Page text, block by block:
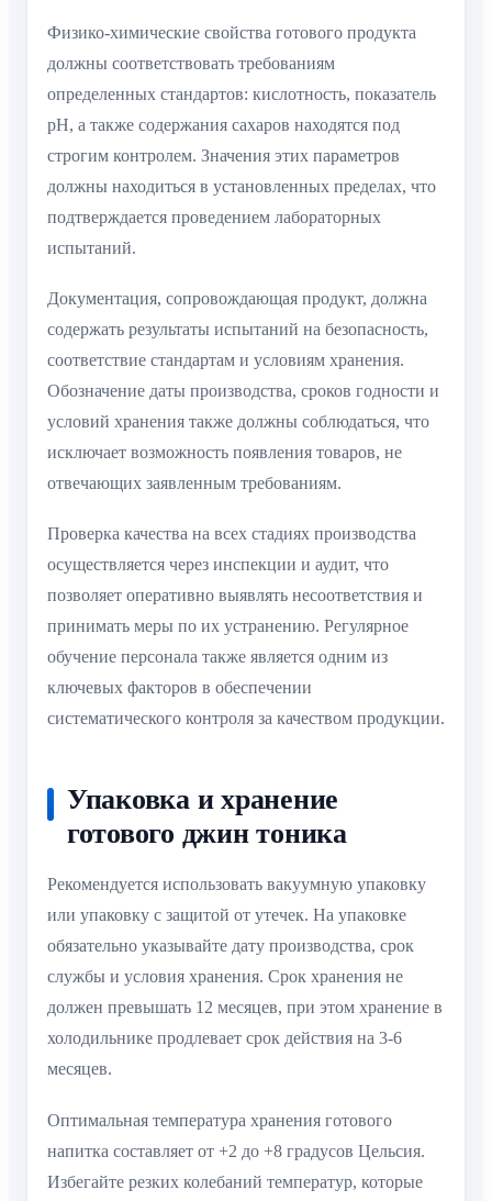
Физико-химические свойства готового продукта
должны соответствовать требованиям
определенных стандартов: кислотность, показатель
pH, а также содержания сахаров находятся под
строгим контролем. Значения этих параметров
должны находиться в установленных пределах, что
подтверждается проведением лабораторных
испытаний.
Документация, сопровождающая продукт, должна
содержать результаты испытаний на безопасность,
соответствие стандартам и условиям хранения.
Обозначение даты производства, сроков годности и
условий хранения также должны соблюдаться, что
исключает возможность появления товаров, не
отвечающих заявленным требованиям.
Проверка качества на всех стадиях производства
осуществляется через инспекции и аудит, что
позволяет оперативно выявлять несоответствия и
принимать меры по их устранению. Регулярное
обучение персонала также является одним из
ключевых факторов в обеспечении
систематического контроля за качеством продукции.
Упаковка и хранение
готового джин тоника
Рекомендуется использовать вакуумную упаковку
или упаковку с защитой от утечек. На упаковке
обязательно указывайте дату производства, срок
службы и условия хранения. Срок хранения не
должен превышать 12 месяцев, при этом хранение в
холодильнике продлевает срок действия на 3-6
месяцев.
Оптимальная температура хранения готового
напитка составляет от +2 до +8 градусов Цельсия.
Избегайте резких колебаний температур, которые